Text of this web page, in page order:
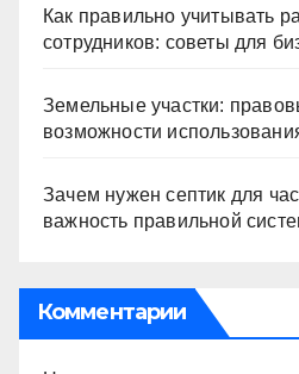
Как правильно учитывать
сотрудников: советы для
Земельные участки:
возможности
Зачем нужен септик для
важность правильной
Комментарии